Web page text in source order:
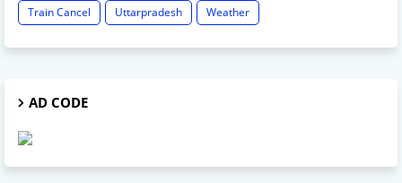
Train Cancel
Uttarpradesh Weather
AD CODE